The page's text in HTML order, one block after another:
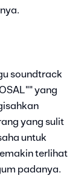
soundtrack
yang
yang sulit
untuk
terlihat
padanya.